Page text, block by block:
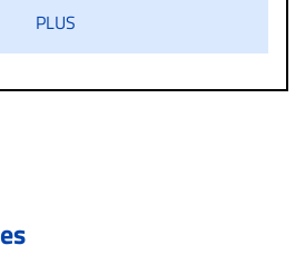
cette politique de modération,
sur le site vous dérange, prenez
par courriel (info@droit-
réponse.
PLUS